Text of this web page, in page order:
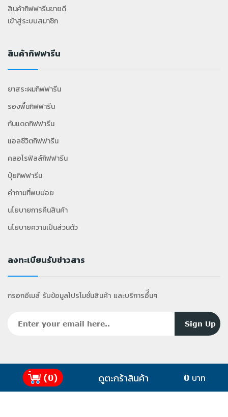
สินค้ากิฟฟารีนขายดี
เข้าสู่ระบบสมาชิก
สินค้ากิฟฟารีน
ยาสระผมกิฟฟารีน
รองพื้นกิฟฟารีน
กันแดดกิฟฟารีน
แอลซีวิตกิฟฟารีน
คลอโรฟิลล์กิฟฟารีน
ปุ๋ยกิฟฟารีน
คำถามที่พบบ่อย
นโยบายการคืนสินค้า
นโยบายความเป็นส่วนตัว
ลงทะเบียนรับข่าวสาร
กรอกอีเมล์ รับข้อมูลโปรโมชั่นสินค้า และบริการอื่ีนๆ
2025 Copyright ©GiffyShop .com All Rights
(0) ดูตะกร้าสินค้า 0 บาท